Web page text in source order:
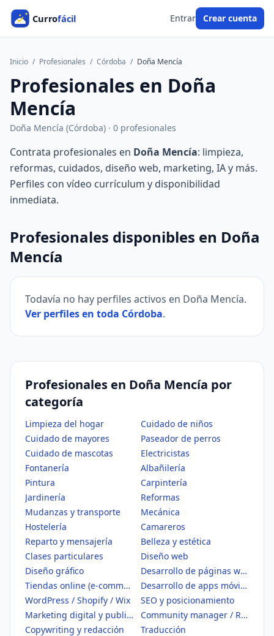
Entrar Crear cuenta
Inicio / Profesionales / Córdoba / Doña Mencía
Profesionales en Doña
Mencía
Doña Mencía (Córdoba) · 0 profesionales
Contrata profesionales en Doña Mencía: limpieza,
reformas, cuidados, diseño web, marketing, IA y más.
Perfiles con vídeo currículum y disponibilidad
inmediata.
Profesionales disponibles en Doña
Mencía
Todavía no hay perfiles activos en Doña Mencía.
Ver perfiles en toda Córdoba.
Profesionales en Doña Mencía por
categoría
Limpieza del hogar
Cuidado de niños
Cuidado de mayores
Paseador de perros
Cuidado de mascotas
Electricistas
Fontanería
Albañilería
Pintura
Carpintería
Jardinería
Reformas
Mudanzas y transporte
Mecánica
Hostelería
Camareros
Reparto y mensajería
Belleza y estética
Clases particulares
Diseño web
Diseño gráfico
Desarrollo de páginas web
Tiendas online (e-commerce)
Desarrollo de apps móviles
WordPress / Shopify / Wix
SEO y posicionamiento
Marketing digital y publicidad
Community manager / Redes sociales
Copywriting y redacción
Traducción